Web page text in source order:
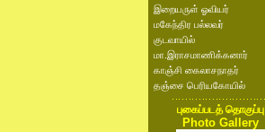
இறையருள் ஓவியர்
மகேந்திர பல்லவர்
குடவாயில்
மா.இராசமாணிக்கனார்
காஞ்சி கைலாசநாதர்
தஞ்சை பெரியகோயில்
புகைப்படத் தொகுப்பு
Photo Gallery